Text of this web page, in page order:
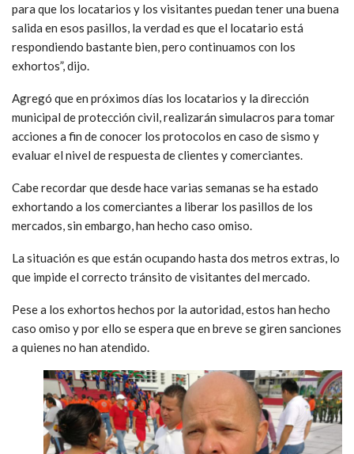
para que los locatarios y los visitantes puedan tener una buena
salida en esos pasillos, la verdad es que el locatario está
respondiendo bastante bien, pero continuamos con los
exhortos”, dijo.
Agregó que en próximos días los locatarios y la dirección
municipal de protección civil, realizarán simulacros para tomar
acciones a fin de conocer los protocolos en caso de sismo y
evaluar el nivel de respuesta de clientes y comerciantes.
Cabe recordar que desde hace varias semanas se ha estado
exhortando a los comerciantes a liberar los pasillos de los
mercados, sin embargo, han hecho caso omiso.
La situación es que están ocupando hasta dos metros extras, lo
que impide el correcto tránsito de visitantes del mercado.
Pese a los exhortos hechos por la autoridad, estos han hecho
caso omiso y por ello se espera que en breve se giren sanciones
a quienes no han atendido.